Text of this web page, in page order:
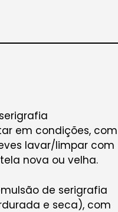
em condições, com
lavar/limpar com
nova ou velha.
de serigrafia
e seca), com